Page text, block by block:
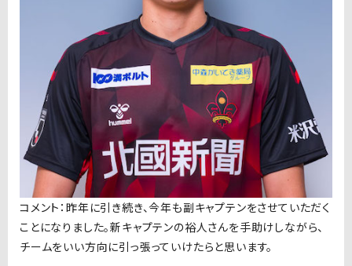
コメント：昨年に引き続き、今年も副キャプテンをさせていただく
ことになりました。新キャプテンの裕人さんを手助けしながら、
チームをいい方向に引っ張っていけたらと思います。